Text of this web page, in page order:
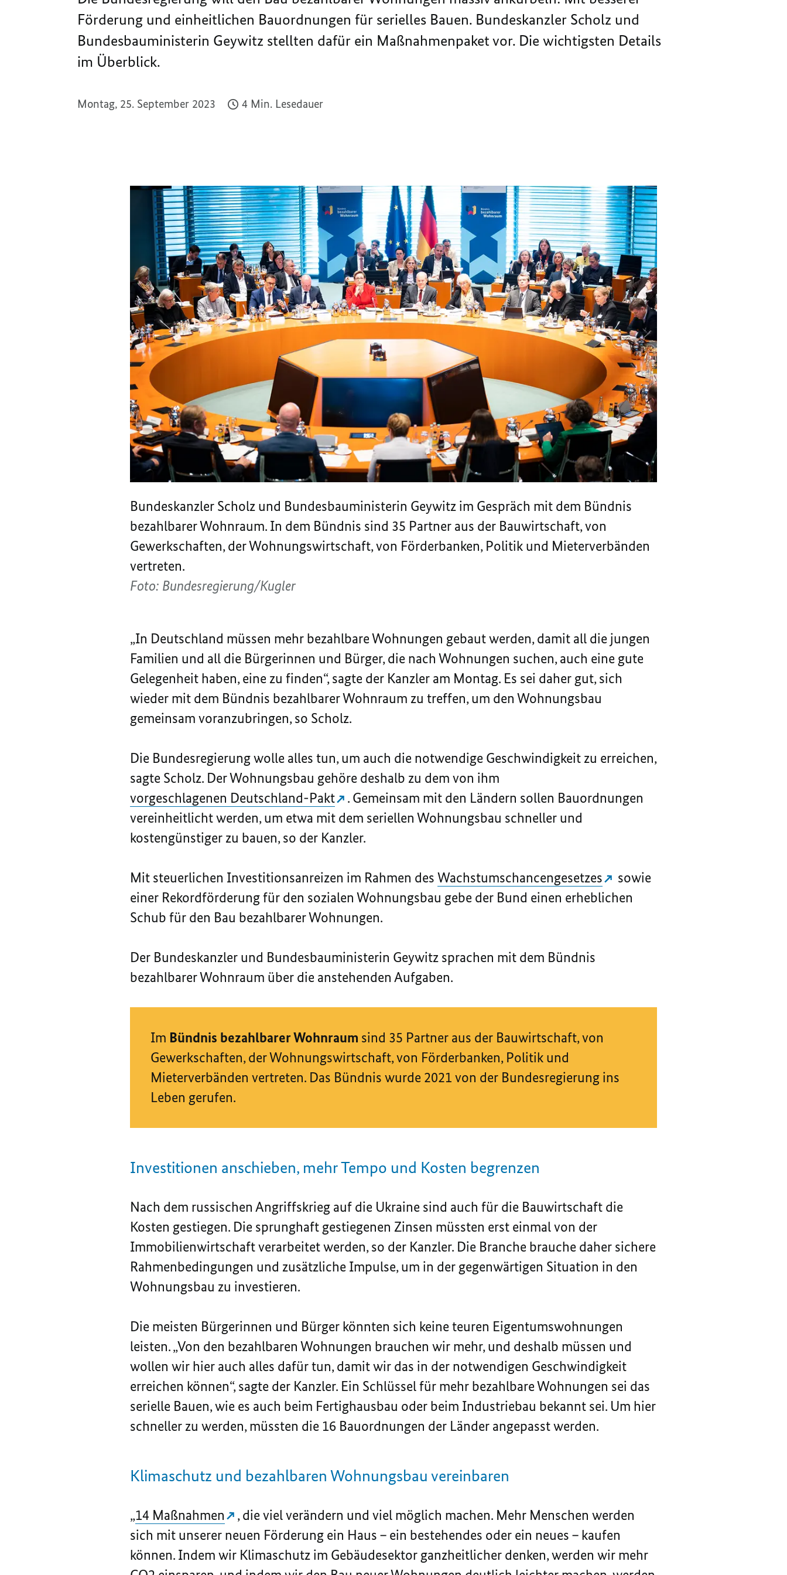
Förderung und einheitlichen Bauordnungen für serielles Bauen. Bundeskanzler Scholz und
Bundesbauministerin Geywitz stellten dafür ein Maßnahmenpaket vor. Die wichtigsten Details
im Überblick.
Montag, 25. September 2023 4 Min. Lesedauer
Bundeskanzler Scholz und Bundesbauministerin Geywitz im Gespräch mit dem Bündnis
bezahlbarer Wohnraum. In dem Bündnis sind 35 Partner aus der Bauwirtschaft, von
Gewerkschaften, der Wohnungswirtschaft, von Förderbanken, Politik und Mieterverbänden
vertreten.
Foto: Bundesregierung/Kugler
„In Deutschland müssen mehr bezahlbare Wohnungen gebaut werden, damit all die jungen
Familien und all die Bürgerinnen und Bürger, die nach Wohnungen suchen, auch eine gute
Gelegenheit haben, eine zu finden“, sagte der Kanzler am Montag. Es sei daher gut, sich
wieder mit dem Bündnis bezahlbarer Wohnraum zu treffen, um den Wohnungsbau
gemeinsam voranzubringen, so Scholz.
Die Bundesregierung wolle alles tun, um auch die notwendige Geschwindigkeit zu erreichen,
sagte Scholz. Der Wohnungsbau gehöre deshalb zu dem von ihm
vorgeschlagenen Deutschland-Pakt
. Gemeinsam mit den Ländern sollen Bauordnungen
vereinheitlicht werden, um etwa mit dem seriellen Wohnungsbau schneller und
kostengünstiger zu bauen, so der Kanzler.
Mit steuerlichen Investitionsanreizen im Rahmen des Wachstumschancengesetzes
sowie
einer Rekordförderung für den sozialen Wohnungsbau gebe der Bund einen erheblichen
Schub für den Bau bezahlbarer Wohnungen.
Der Bundeskanzler und Bundesbauministerin Geywitz sprachen mit dem Bündnis
bezahlbarer Wohnraum über die anstehenden Aufgaben.
Im Bündnis bezahlbarer Wohnraum sind 35 Partner aus der Bauwirtschaft, von
Gewerkschaften, der Wohnungswirtschaft, von Förderbanken, Politik und
Mieterverbänden vertreten. Das Bündnis wurde 2021 von der Bundesregierung ins
Leben gerufen.
Investitionen anschieben, mehr Tempo und Kosten begrenzen
Nach dem russischen Angriffskrieg auf die Ukraine sind auch für die Bauwirtschaft die
Kosten gestiegen. Die sprunghaft gestiegenen Zinsen müssten erst einmal von der
Immobilienwirtschaft verarbeitet werden, so der Kanzler. Die Branche brauche daher sichere
Rahmenbedingungen und zusätzliche Impulse, um in der gegenwärtigen Situation in den
Wohnungsbau zu investieren.
Die meisten Bürgerinnen und Bürger könnten sich keine teuren Eigentumswohnungen
leisten. „Von den bezahlbaren Wohnungen brauchen wir mehr, und deshalb müssen und
wollen wir hier auch alles dafür tun, damit wir das in der notwendigen Geschwindigkeit
erreichen können“, sagte der Kanzler. Ein Schlüssel für mehr bezahlbare Wohnungen sei das
serielle Bauen, wie es auch beim Fertighausbau oder beim Industriebau bekannt sei. Um hier
schneller zu werden, müssten die 16 Bauordnungen der Länder angepasst werden.
Klimaschutz und bezahlbaren Wohnungsbau vereinbaren
„14 Maßnahmen
, die viel verändern und viel möglich machen. Mehr Menschen werden
sich mit unserer neuen Förderung ein Haus – ein bestehendes oder ein neues – kaufen
können. Indem wir Klimaschutz im Gebäudesektor ganzheitlicher denken, werden wir mehr